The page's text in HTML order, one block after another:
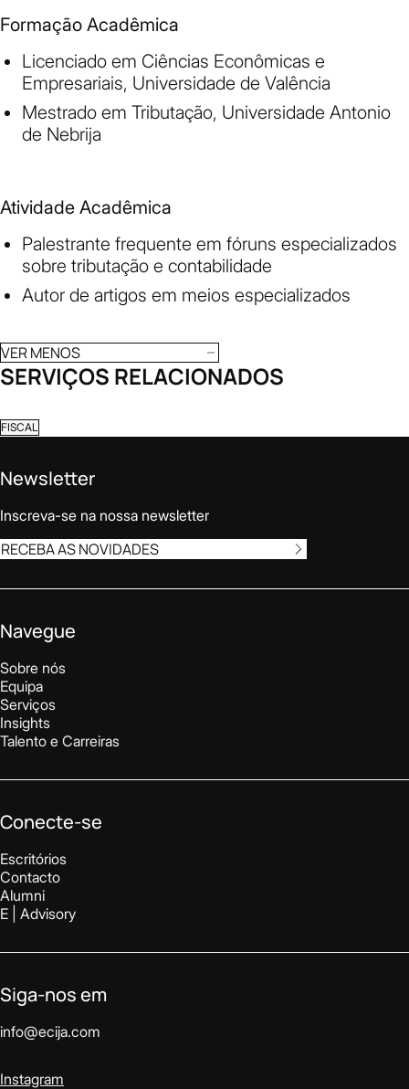
Formação Acadêmica
Licenciado em Ciências Econômicas e
Empresariais, Universidade de Valência
Mestrado em Tributação, Universidade Antonio
de Nebrija
Atividade Acadêmica
Palestrante frequente em fóruns especializados
sobre tributação e contabilidade
Autor de artigos em meios especializados
VER MENOS
SERVIÇOS RELACIONADOS
FISCAL
Newsletter
Inscreva-se na nossa newsletter
RECEBA AS NOVIDADES
Navegue
Sobre nós
Equipa
Serviços
Insights
Talento e Carreiras
Conecte-se
Escritórios
Contacto
Alumni
E | Advisory
Siga-nos em
info@ecija.com
Instagram